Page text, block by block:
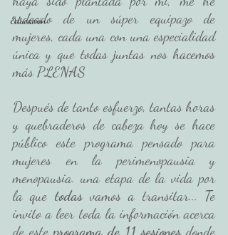
Educación
rodeado de un súper equipazo de
mujeres, cada una con una especialidad
única y que todas juntas nos hacemos
más PLENAS
Después de tanto esfuerzo, tantas horas
y quebraderos de cabeza hoy se hace
público este programa pensado para
mujeres en la perimenopausia y
menopausia. una etapa de la vida por
la que todas vamos a transitar... Te
invito a leer toda la información acerca
de este programa de 11 sesiones donde